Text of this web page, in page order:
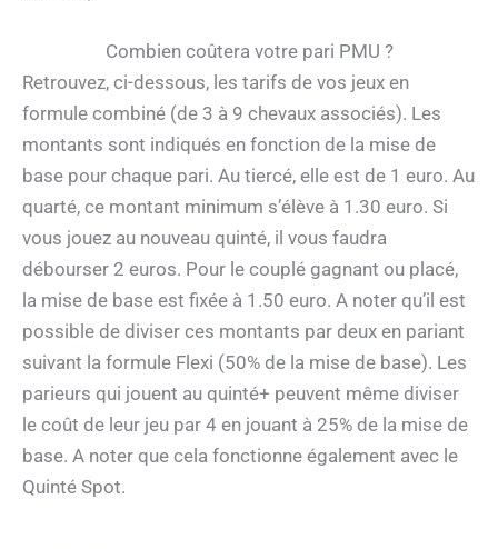
Combien coûtera votre pari PMU ?
Retrouvez, ci-dessous, les tarifs de vos jeux en
formule combiné (de 3 à 9 chevaux associés). Les
montants sont indiqués en fonction de la mise de
base pour chaque pari. Au tiercé, elle est de 1 euro. Au
quarté, ce montant minimum s’élève à 1.30 euro. Si
vous jouez au nouveau quinté, il vous faudra
débourser 2 euros. Pour le couplé gagnant ou placé,
la mise de base est fixée à 1.50 euro. A noter qu’il est
possible de diviser ces montants par deux en pariant
suivant la formule Flexi (50% de la mise de base). Les
parieurs qui jouent au quinté+ peuvent même diviser
le coût de leur jeu par 4 en jouant à 25% de la mise de
base. A noter que cela fonctionne également avec le
Quinté Spot.